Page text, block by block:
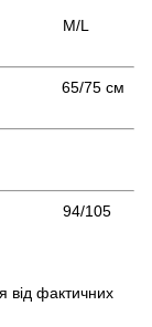
L
75 см
105
від фактичних